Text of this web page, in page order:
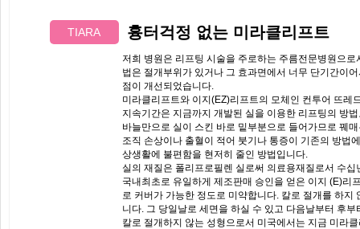
TIARA 흉터걱정 없는 미라클리프트
저희 병원은 리프팅 시술을 주로하는 주름전문병원으
법은 절개부위가 있거나 그 효과면에서 너무 단기간이
점이 개선되었습니다.
미라클리프트와 이지(EZ)리프트의 모체인 컨투어 뜨
지속기간은 지금까지 개발된 실을 이용한 리프팅의 방
바늘만으로 실이 스킨 바로 밑부분으로 들어가므로 꿰
조직 손상이나 출혈이 적어 붓기나 통증이 기존의 방법
상생활에 불편함을 현저히 줄인 방법입니다.
실의 재질은 폴리프로필렌 실로써 의료용재질로서 수
국내최초로 유일하게 제조판매 승인을 얻은 이지 (E)리
로 커버가 가능한 정도로 미약합니다. 칼로 절개를 하
니다. 그 당일날로 세면을 하실 수 있고 다음날부터 후
칼로 절개하지 않는 성형으로서 미국에서는 지금 미라